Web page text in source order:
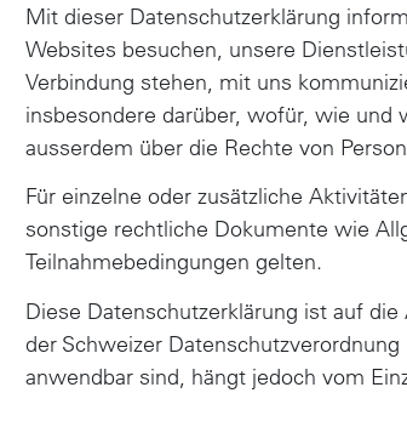
Mit dieser Datenschutzerklärung
Websites besuchen, unsere
Verbindung stehen, mit uns
insbesondere darüber, wofür, wie
ausserdem über die Rechte von
Für einzelne oder zusätzliche
sonstige rechtliche Dokumente wie
Teilnahmebedingungen gelten.
Diese Datenschutzerklärung ist auf
der Schweizer Datenschutzverordnung
anwendbar sind, hängt jedoch vom